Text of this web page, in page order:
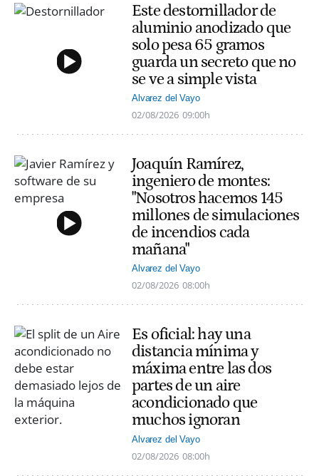
Este destornillador de
aluminio anodizado que
solo pesa 65 gramos
guarda un secreto que no
se ve a simple vista
Alvarez del Vayo
02/08/2026 09:00h
Joaquín Ramírez,
ingeniero de montes:
"Nosotros hacemos 145
millones de simulaciones
de incendios cada
mañana"
Alvarez del Vayo
02/08/2026 08:00h
Es oficial: hay una
distancia mínima y
máxima entre las dos
partes de un aire
acondicionado que
muchos ignoran
Alvarez del Vayo
02/08/2026 08:00h